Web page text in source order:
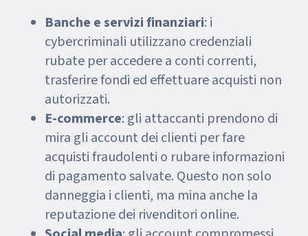
Banche e servizi finanziari: i
cybercriminali utilizzano credenziali
rubate per accedere a conti correnti,
trasferire fondi ed effettuare acquisti non
autorizzati.
E-commerce: gli attaccanti prendono di
mira gli account dei clienti per fare
acquisti fraudolenti o rubare informazioni
di pagamento salvate. Questo non solo
danneggia i clienti, ma mina anche la
reputazione dei rivenditori online.